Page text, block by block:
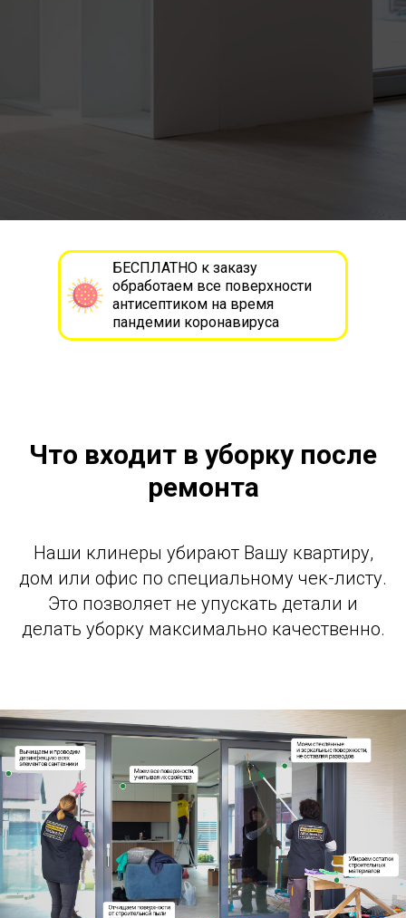
БЕСПЛАТНО к заказу
обработаем все поверхности
антисептиком на время
пандемии коронавируса
Что входит в уборку после
ремонта
Наши клинеры убирают Вашу квартиру,
дом или офис по специальному чек-листу.
Это позволяет не упускать детали и
делать уборку максимально качественно.